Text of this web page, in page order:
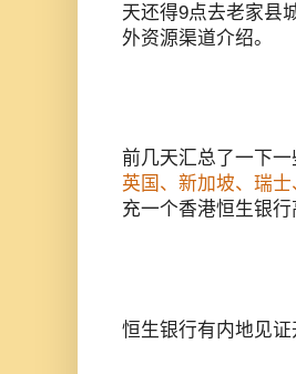
天还得9点去老家县
外资源渠道介绍。
前几天汇总了一下
英国、新加坡、瑞
充一个香港恒生银行
恒生银行有内地见